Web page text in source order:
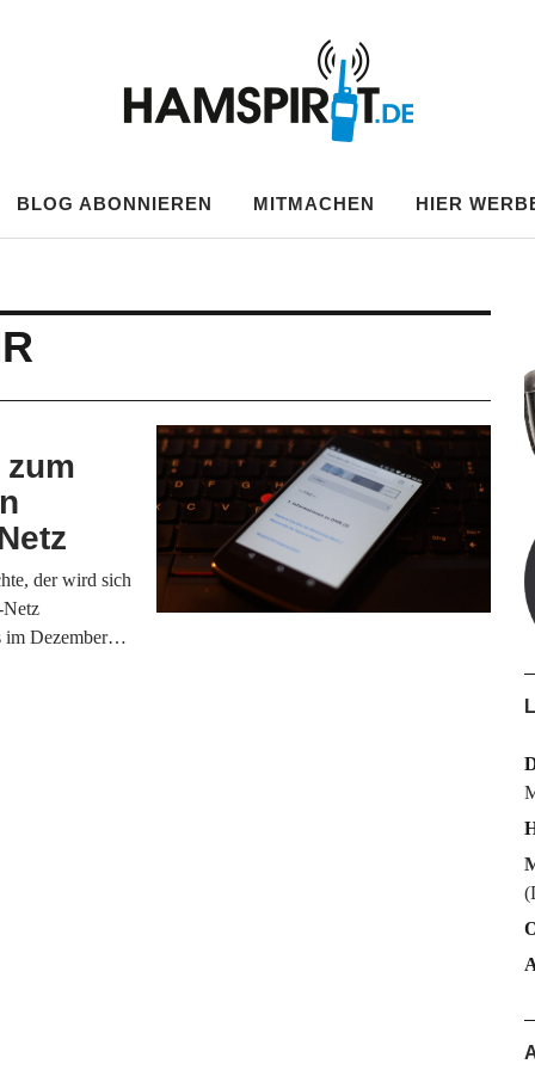
BLOG ABONNIEREN MITMACHEN HIER
der wird sich
Netz
im Dezember…